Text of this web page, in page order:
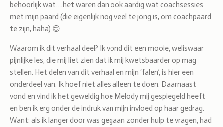
behoorlijk wat….het waren dan ook aardig wat coachsessies
met mijn paard (die eigenlijk nog veel te jong is, om coachpaard
te zijn, haha) 😊
Waarom ik dit verhaal deel? Ik vond dit een mooie, weliswaar
pijnlijke les, die mij liet zien dat ik mij kwetsbaarder op mag
stellen. Het delen van dit verhaal en mijn ‘falen’, is hier een
onderdeel van. Ik hoef niet alles alleen te doen. Daarnaast
vond en vind ik het geweldig hoe Melody mij gespiegeld heeft
en ben ik erg onder de indruk van mijn invloed op haar gedrag.
Want: als ik langer door was gegaan zonder hulp te vragen, had